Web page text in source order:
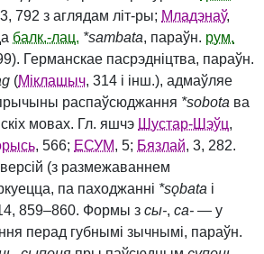
792 з аглядам літ-ры; Младэнаў,
балк.-лац. *sambata, параўн. рум.
Германскае пасрэдніцтва, параўн.
(Міклашыч, 314 і інш.), адмаўляе
распаўсюджання *sobota ва
мовах. Гл. яшчэ Шустар-Шэўц,
, 566; ЕСУМ, 5; Бязлай, 3, 282.
(з размежаваннем
па паходжанні *sǫbata і
859–860. Формы з сы‑, са‑ — у
перад губнымі зычнымі, параўн.